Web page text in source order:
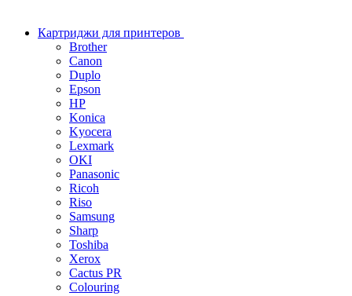
Картриджи для принтеров
Brother
Canon
Duplo
Epson
HP
Konica
Kyocera
Lexmark
OKI
Panasonic
Ricoh
Riso
Samsung
Sharp
Toshiba
Xerox
Cactus PR
Colouring